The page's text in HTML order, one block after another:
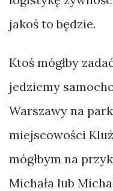
jakoś to będzie.
Ktoś mógłby
jedziemy
Warszawy na
miejscowości
mógłbym na
Michała lub
–
czy
składak?
KATEGORIE
Felieton